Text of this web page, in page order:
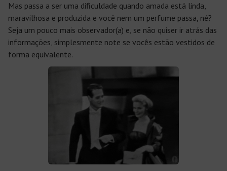
Mas passa a ser uma dificuldade quando amada está linda,
maravilhosa e produzida e você nem um perfume passa, né?
Seja um pouco mais observador(a) e, se não quiser ir atrás das
informações, simplesmente note se vocês estão vestidos de
forma equivalente.